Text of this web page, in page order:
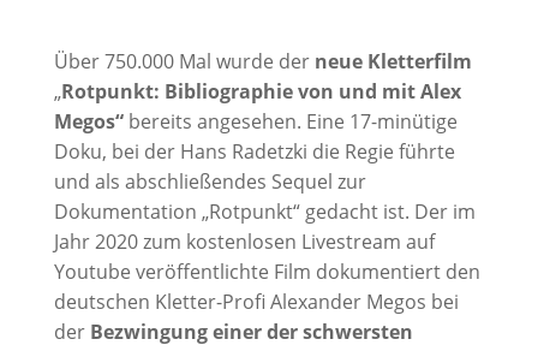
Über 750.000 Mal wurde der neue Kletterfilm
„Rotpunkt: Bibliographie von und mit Alex
Megos“bereits angesehen. Eine 17-minütige
Doku, bei der Hans Radetzki die Regie führte
und als abschließendes Sequel zur
Dokumentation „Rotpunkt“ gedacht ist. Der im
Jahr 2020 zum kostenlosen Livestream auf
Youtube veröffentlichte Film dokumentiert den
deutschen Kletter-Profi Alexander Megos bei
der Bezwingung einer der schwersten